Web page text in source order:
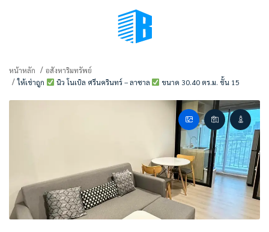
(เลือกมุมมอง)
หน้าหลัก
อสังหาริมทรัพย์
ให้เช่าถูก
นิว โนเบิล ศรีนครินทร์ – ลาซาล ขนาด 30.40 ตร.ม. ชั้น 15